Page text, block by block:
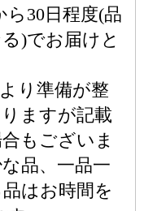
ら30日程度(品
)でお届けと
り準備が整
ますが記載
もございま
品、一品一
はお時間を